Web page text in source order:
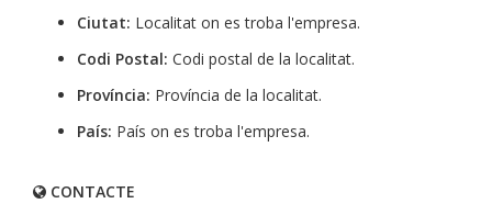
Ciutat: Localitat on es troba l'empresa.
Codi Postal: Codi postal de la localitat.
Província: Província de la localitat.
País: País on es troba l'empresa.
CONTACTE